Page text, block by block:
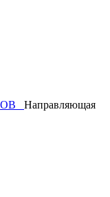
Направляющая